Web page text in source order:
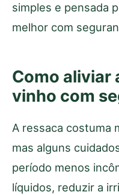
simples e pensada
melhor com
Como aliviar
vinho com
A ressaca costuma
mas alguns
período menos
líquidos, reduzir a